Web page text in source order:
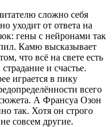
сложно себя
уходит от ответа на
гены с нейронами так
Камю высказывает
что всё на свете есть
и счастье.
играется в пику
всего
А Франсуа Озон
так. Хотя он строго
совсем другие.